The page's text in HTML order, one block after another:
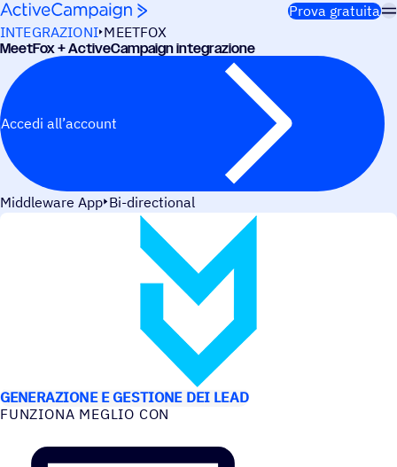
Salta al contenuto
Prova gratuita
INTEGRAZIONI MEETFOX
MeetFox + ActiveCampaign integrazione
Accedi all’account
Middleware App Bi-directional
GENERAZIONE E GESTIONE DEI LEAD
FUNZIONA MEGLIO CON